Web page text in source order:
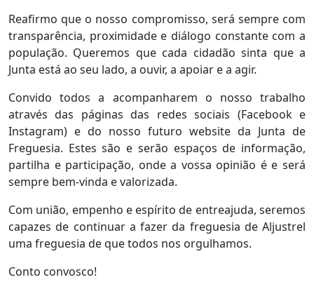
Reafirmo que o nosso compromisso, será sempre com
transparência, proximidade e diálogo constante com a
população. Queremos que cada cidadão sinta que a
Junta está ao seu lado, a ouvir, a apoiar e a agir.
Convido todos a acompanharem o nosso trabalho
através das páginas das redes sociais (Facebook e
Instagram) e do nosso futuro website da Junta de
Freguesia. Estes são e serão espaços de informação,
partilha e participação, onde a vossa opinião é e será
sempre bem-vinda e valorizada.
Com união, empenho e espírito de entreajuda, seremos
capazes de continuar a fazer da freguesia de Aljustrel
uma freguesia de que todos nos orgulhamos.
Conto convosco!